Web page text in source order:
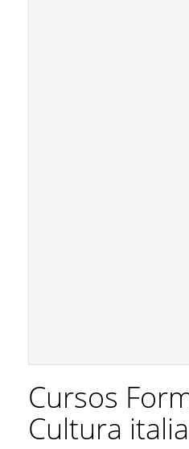
Cursos
Cultura